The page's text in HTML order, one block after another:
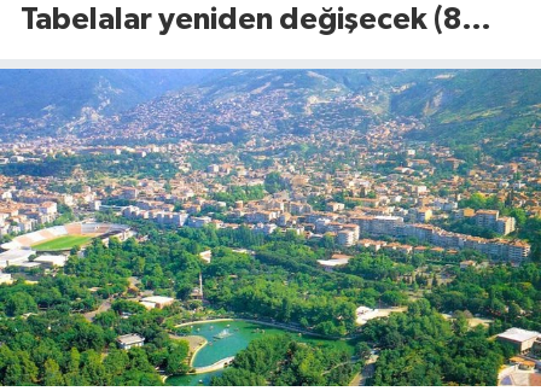
Tabelalar yeniden değişecek (8